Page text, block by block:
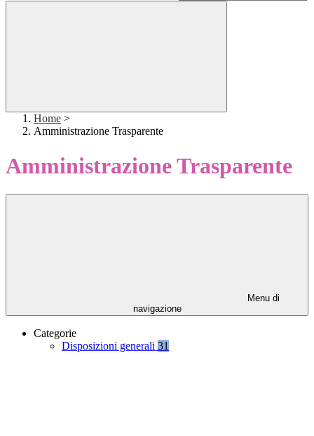
Home >
Amministrazione Trasparente
Amministrazione Trasparente
Menu di
navigazione
Categorie
Disposizioni generali 31